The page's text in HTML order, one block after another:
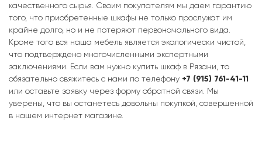
качественного сырья. Своим покупателям мы даем гарантию
того, что приобретенные шкафы не только прослужат им
крайне долго, но и не потеряют первоначального вида.
Кроме того вся наша мебель является экологически чистой,
что подтверждено многочисленными экспертными
заключениями. Если вам нужно купить шкаф в Рязани, то
обязательно свяжитесь с нами по телефону +7 (915) 761-41-11
или оставьте заявку через форму обратной связи. Мы
уверены, что вы останетесь довольны покупкой, совершенной
в нашем интернет магазине.